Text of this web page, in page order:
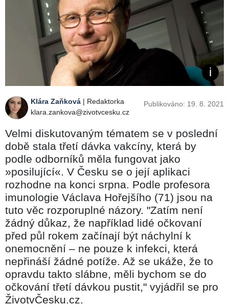
Klára Zaňková | Redaktorka
klara.zankova@zivotvcesku.cz
Publikováno: 19. 8. 2021
Velmi diskutovaným tématem se v poslední
době stala třetí dávka vakcíny, která by
podle odborníků měla fungovat jako
»posilující«. V Česku se o její aplikaci
rozhodne na konci srpna. Podle profesora
imunologie Václava Hořejšího (71) jsou na
tuto věc rozporuplné názory. "Zatím není
žádný důkaz, že například lidé očkovaní
před půl rokem začínají být náchylní k
onemocnění – ne pouze k infekci, která
nepřináší žádné potíže. Až se ukáže, že to
opravdu takto slábne, měli bychom se do
očkování třetí dávkou pustit," vyjádřil se pro
ŽivotvČesku.cz.